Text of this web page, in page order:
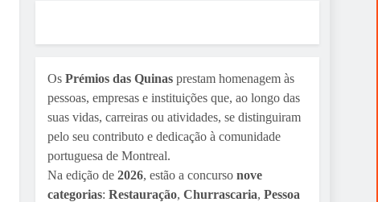
Os Prémios das Quinasprestam homenagem às
pessoas, empresas e instituições que, ao longo das
suas vidas, carreiras ou atividades, se distinguiram
pelo seu contributo e dedicação à comunidade
portuguesa de Montreal.
Na edição de 2026, estão a concurso nove
categorias: Restauração, Churrascaria, Pessoa